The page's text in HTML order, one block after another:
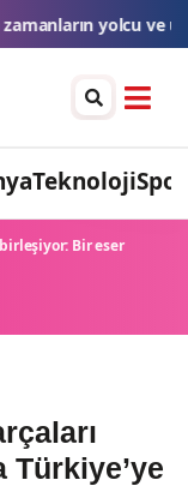
Esnaf kredilerinde
TeknolojiSpor
Bir eser